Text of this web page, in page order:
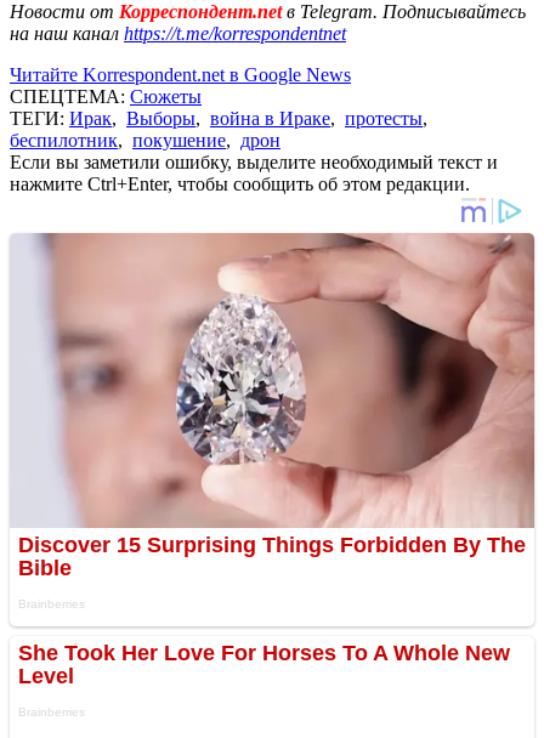
Новости от Корреспондент.netв Telegram. Подписывайтесь
на наш канал https://t.me/korrespondentnet
Читайте Korrespondent.net в Google News
СПЕЦТЕМА: Сюжеты
ТЕГИ: Ирак, Выборы, война в Ираке, протесты,
беспилотник, покушение, дрон
Если вы заметили ошибку, выделите необходимый текст и
нажмите Ctrl+Enter, чтобы сообщить об этом редакции.